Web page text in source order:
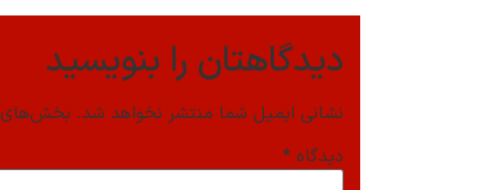
دیدگاهتان را بنویسید
نشانی ایمیل شما منتشر نخواهد شد. بخش‌های
دیدگاه *